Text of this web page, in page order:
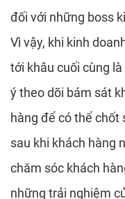
đối với những boss
Vì vậy, khi kinh
tới khâu cuối cùng
ý theo dõi bám sát
hàng để có thể chốt
sau khi khách hàng
chăm sóc khách
những trải nghiệm